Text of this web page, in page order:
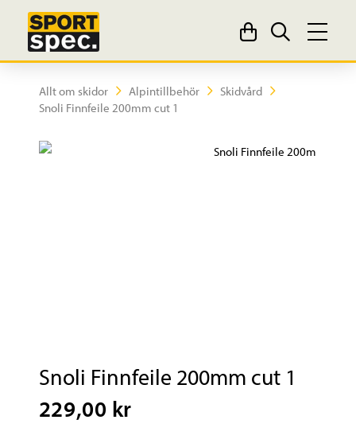
Allt om skidor Alpintillbehör
Skidvård
Snoli Finnfeile 200mm cut 1
Snoli Finnfeile 200mm cut 1
229,00 kr